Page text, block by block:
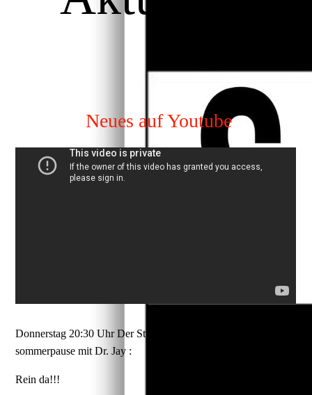
Neues auf Youtube
Donnerstag 20:30 Uhr Der Studioreport die letzte folge vor der
sommerpause mit Dr. Jay :
Rein da!!!